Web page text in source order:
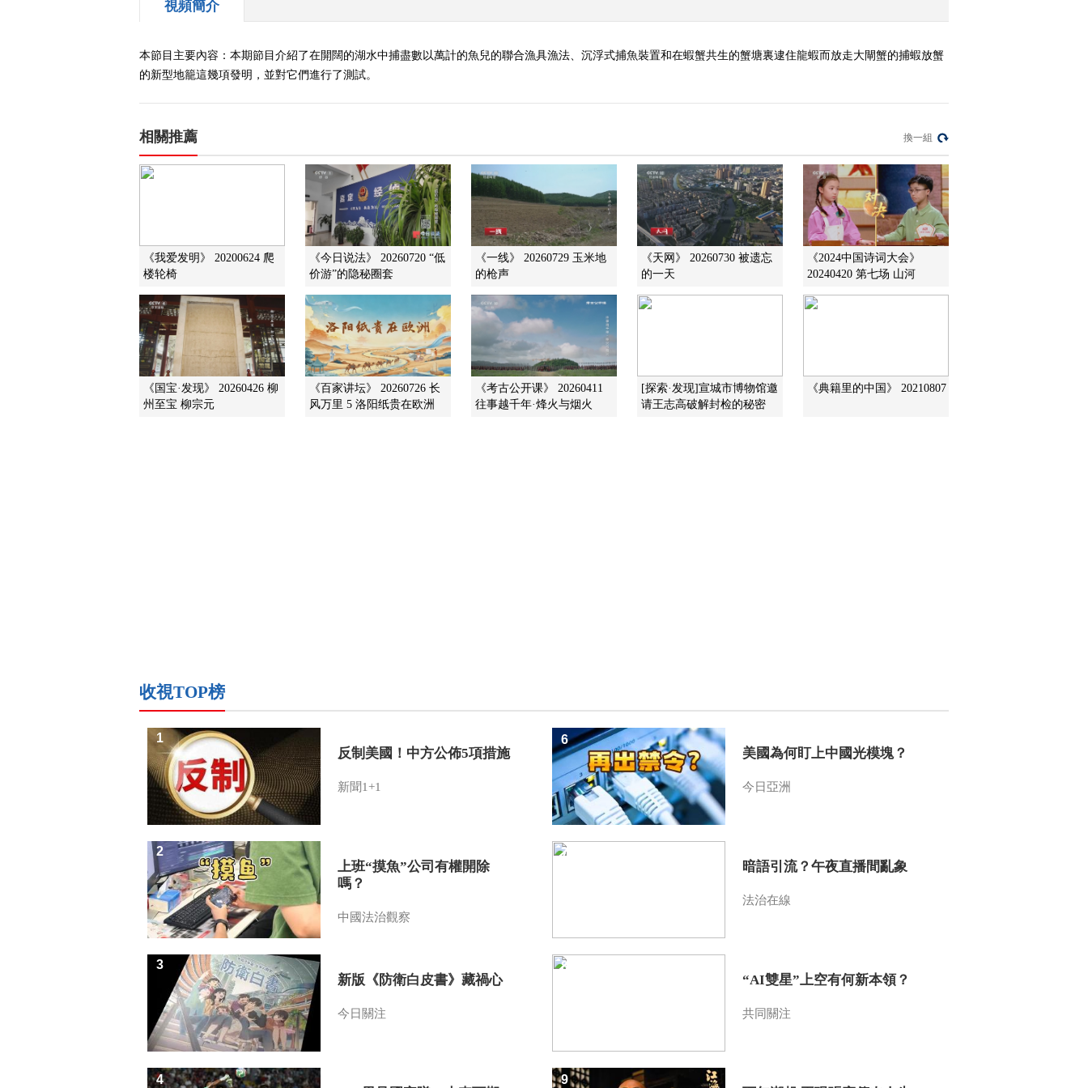
視頻簡介
本節目主要內容：本期節目介紹了在開闊的湖水中捕盡數以萬計的魚兒的聯合漁具漁法、沉浮式捕魚裝置和在蝦蟹共生的蟹塘裏逮住龍蝦而放走大閘蟹的捕蝦放蟹
的新型地籠這幾項發明，並對它們進行了測試。
相關推薦 換一組
《我爱发明》 20200624 爬
楼轮椅
《今日说法》 20260720 “低
价游”的隐秘圈套
《一线》 20260729 玉米地
的枪声
《天网》 20260730 被遗忘
的一天
《2024中国诗词大会》
20240420 第七场 山河
《国宝·发现》 20260426 柳
州至宝 柳宗元
《百家讲坛》 20260726 长
风万里 5 洛阳纸贵在欧洲
《考古公开课》 20260411
往事越千年·烽火与烟火
[探索·发现]宣城市博物馆邀
请王志高破解封检的秘密
《典籍里的中国》 20210807
收視TOP榜
反制美國！中方公佈5項措施
新聞1+1
1
上班“摸魚”公司有權開除
嗎？
中國法治觀察
2
新版《防衛白皮書》藏禍心
今日關注
3
4
美國為何盯上中國光模塊？
今日亞洲
6
暗語引流？午夜直播間亂象
法治在線
7
“AI雙星”上空有何新本領？
共同關注
8
9